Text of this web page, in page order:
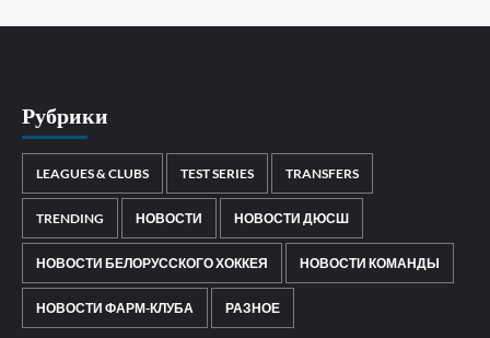
Рубрики
LEAGUES & CLUBS TEST SERIES TRANSFERS
TRENDING НОВОСТИ НОВОСТИ ДЮСШ
НОВОСТИ БЕЛОРУССКОГО ХОККЕЯ НОВОСТИ КОМАНДЫ
НОВОСТИ ФАРМ-КЛУБА РАЗНОЕ